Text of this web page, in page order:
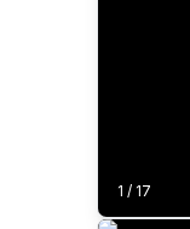
1 / 17